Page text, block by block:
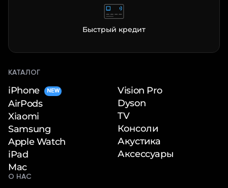
Быстрый кредит
КАТАЛОГ
iPhone NEW
AirPods
Xiaomi
Samsung
Apple Watch
iPad
Mac
Vision Pro
Dyson
TV
Консоли
Акустика
Аксессуары
О НАС